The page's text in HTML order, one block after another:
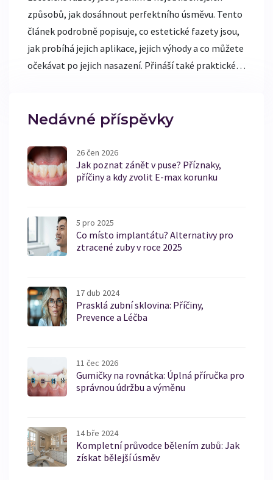
způsobů, jak dosáhnout perfektního úsměvu. Tento
článek podrobně popisuje, co estetické fazety jsou,
jak probíhá jejich aplikace, jejich výhody a co můžete
očekávat po jejich nasazení. Přináší také praktické
Nedávné příspěvky
26 čen 2026
Jak poznat zánět v puse? Příznaky,
příčiny a kdy zvolit E-max korunku
5 pro 2025
Co místo implantátu? Alternativy pro
ztracené zuby v roce 2025
17 dub 2024
Prasklá zubní sklovina: Příčiny,
Prevence a Léčba
11 čec 2026
Gumičky na rovnátka: Úplná příručka pro
správnou údržbu a výměnu
14 bře 2024
Kompletní průvodce bělením zubů: Jak
získat bělejší úsměv